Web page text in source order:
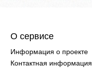
О сервисе
Информация о проекте
Контактная информация